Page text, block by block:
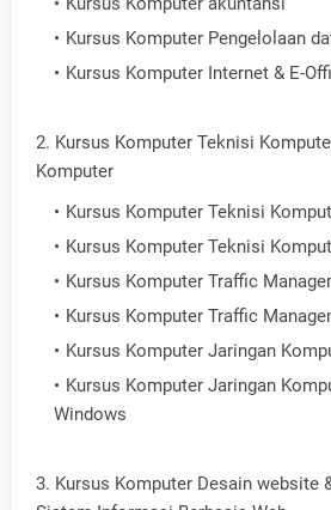
Kursus Komputer Pengelolaan
Kursus Komputer Internet & E-
2. Kursus Komputer Teknisi
Komputer
Kursus Komputer Teknisi
Kursus Komputer Teknisi
Kursus Komputer Traffic
Kursus Komputer Traffic
Kursus Komputer Jaringan
Kursus Komputer Jaringan
Windows
3. Kursus Komputer Desain website